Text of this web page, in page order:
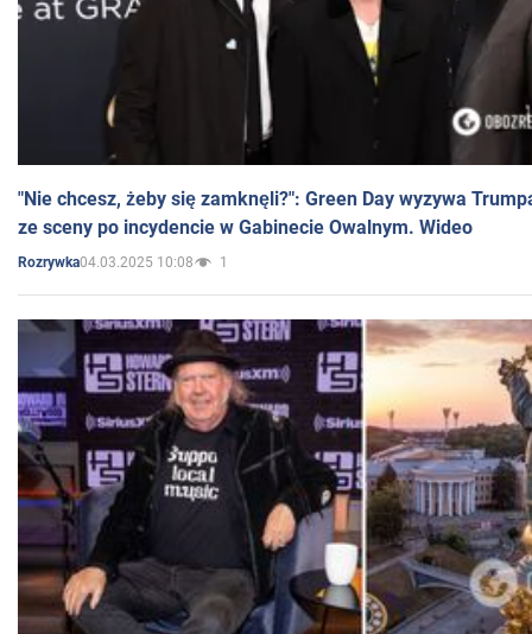
"Nie chcesz, żeby się zamknęli?": Green Day wyzywa
ze sceny po incydencie w Gabinecie Owalnym. Wideo
Rozrywka04.03.2025 10:08 1